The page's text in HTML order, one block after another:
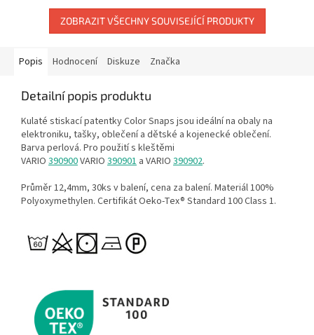
ZOBRAZIT VŠECHNY SOUVISEJÍCÍ PRODUKTY
Popis Hodnocení Diskuze Značka
Detailní popis produktu
Kulaté stiskací patentky Color Snaps jsou ideální na obaly na
elektroniku, tašky, oblečení a dětské a kojenecké oblečení.
Barva perlová. Pro použití s kleštěmi
VARIO 390900VARIO 390901 a VARIO 390902.
Průměr 12,4mm, 30ks v balení, cena za balení. Materiál 100%
Polyoxymethylen. Certifikát Oeko-Tex® Standard 100 Class 1.